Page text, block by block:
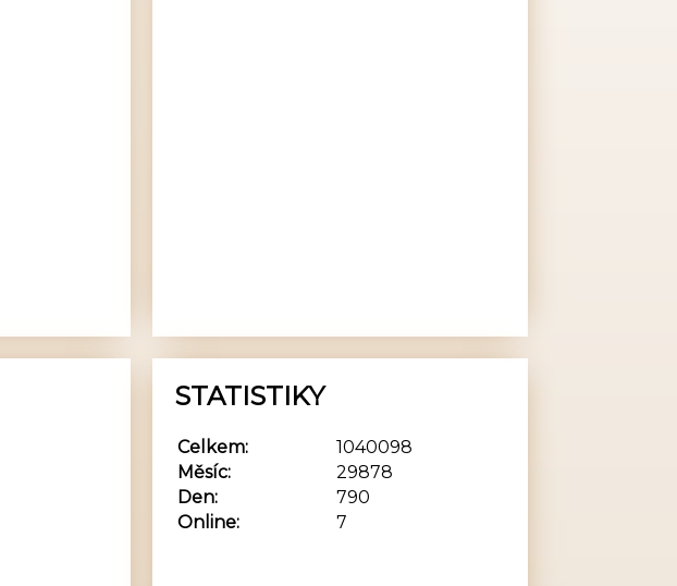
STATISTIKY
Online: 7
Celkem:
1040098
Měsíc:
29878
Den:
790